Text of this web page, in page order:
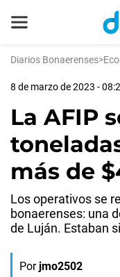
Diarios Bonaerenses>
8 de marzo de 2023 -
La AFIP
más de
Los operativos se
bonaerenses: una
de Luján. Estaban
Por jmo2502